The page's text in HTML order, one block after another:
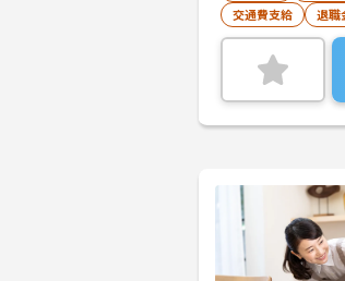
交通費支給
退職